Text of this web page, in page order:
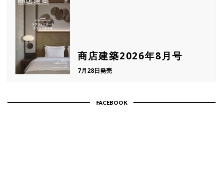
商店建築2026年8月号
7月28日発売
FACEBOOK